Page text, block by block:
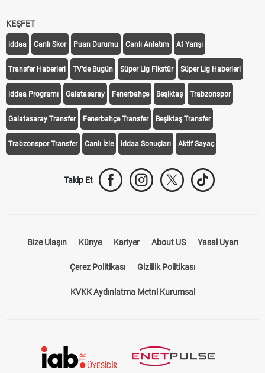
KEŞFET
iddaa Canlı Skor Puan Durumu Canlı Anlatım At Yarışı
Transfer Haberleri TV'de Bugün Süper Lig Fikstür Süper Lig Haberleri
iddaa Programı Galatasaray Fenerbahçe Beşiktaş Trabzonspor
Galatasaray Transfer Fenerbahçe Transfer Beşiktaş Transfer
Trabzonspor Transfer Canlı İzle iddaa Sonuçları Aktif Sayaç
Takip Et
Bize Ulaşın Künye Kariyer About US Yasal Uyarı
Çerez Politikası Gizlilik Politikası
KVKK Aydınlatma Metni Kurumsal